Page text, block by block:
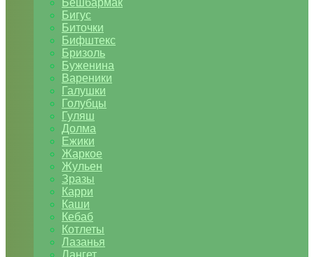
Бешбармак
Бигус
Биточки
Бифштекс
Бризоль
Буженина
Вареники
Галушки
Голубцы
Гуляш
Долма
Ежики
Жаркое
Жульен
Зразы
Карри
Каши
Кебаб
Котлеты
Лазанья
Лангет